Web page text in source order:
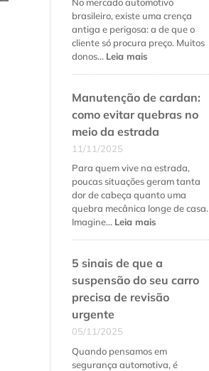
brasileiro, existe uma crença
antiga e perigosa: a de que o
cliente só procura preço. Muitos
donos… Leia mais
clientes
na
mecânica
baixo
Manutenção de cardan:
como evitar quebras no
meio da estrada
11/11/2025
Para quem vive na estrada,
poucas situações geram tanta
dor de cabeça quanto uma
quebra mecânica longe de casa.
Imagine… Leia mais
cardan:
como
quebras
estrada
5 sinais de que a
suspensão do seu carro
precisa de revisão
urgente
05/11/2025
Quando pensamos em
segurança automotiva, é